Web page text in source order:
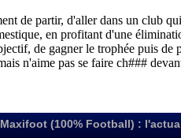
Maxifoot (100% Football) :